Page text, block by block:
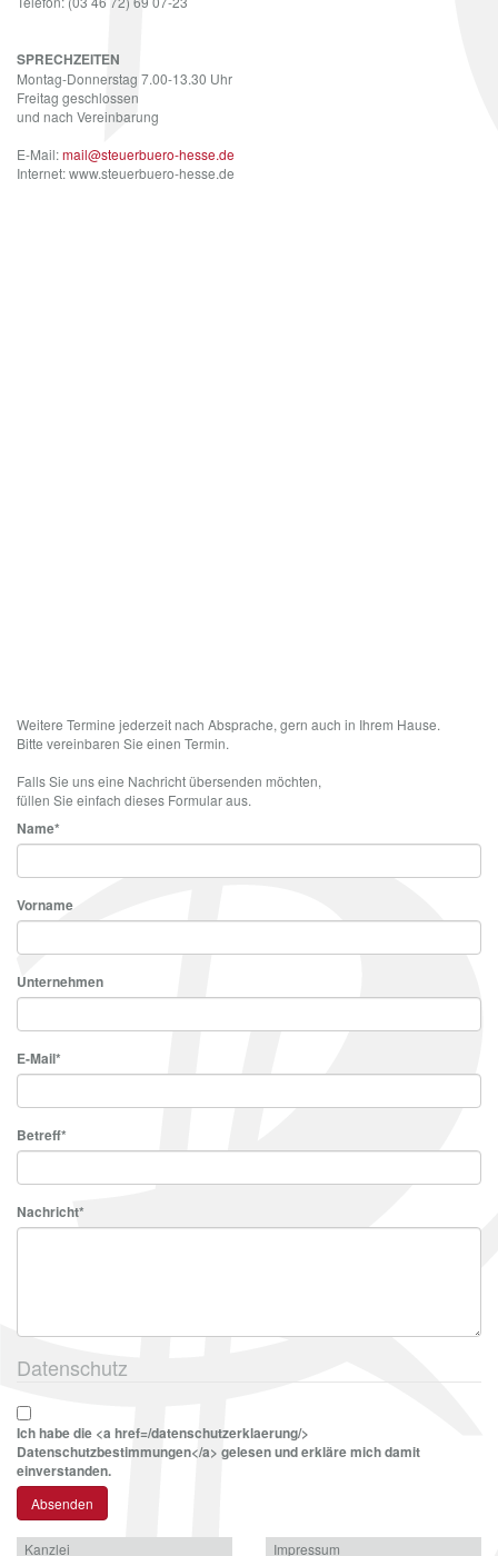
SPRECHZEITEN
Montag-Donnerstag 7.00-13.30 Uhr
Freitag geschlossen
und nach Vereinbarung
E-Mail:mail@steuerbuero-hesse.de
Internet: www.steuerbuero-hesse.de
Weitere Termine jederzeit nach Absprache, gern auch in Ihrem Hause.
Bitte vereinbaren Sie einen Termin.
Falls Sie uns eine Nachricht übersenden möchten,
füllen Sie einfach dieses Formular aus.
Name*
Vorname
Unternehmen
E-Mail*
Betreff*
Nachricht*
Datenschutz
Ich habe die <a href=/datenschutzerklaerung/>
Datenschutzbestimmungen</a> gelesen und erkläre mich damit
einverstanden.
Kanzlei Impressum